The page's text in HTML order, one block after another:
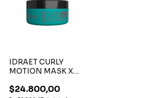
IDRAET CURLY
MOTION MASK X
HIDRATANTE PARA
$24.800,00